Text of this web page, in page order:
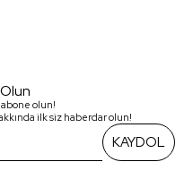
olun!
ilk siz haberdar olun!
KAYDOL